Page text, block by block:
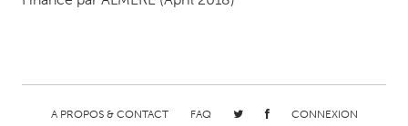
MALAYSIA
Kuala Lumpur
A PROPOS & CONTACT FAQ CONNEXION